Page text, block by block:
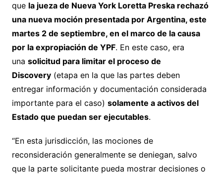
que la jueza de Nueva York Loretta Preska rechazó
una nueva moción presentada por Argentina, este
martes 2 de septiembre, en el marco de la causa
por la expropiación de YPF. En este caso, era
una solicitud para limitar el proceso de
Discovery(etapa en la que las partes deben
entregar información y documentación considerada
importante para el caso) solamente a activos del
Estado que puedan ser ejecutables.
“En esta jurisdicción, las mociones de
reconsideración generalmente se deniegan, salvo
que la parte solicitante pueda mostrar decisiones o